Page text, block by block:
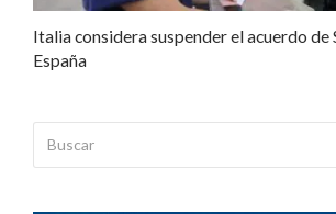
Italia considera suspender el acuerdo de
España